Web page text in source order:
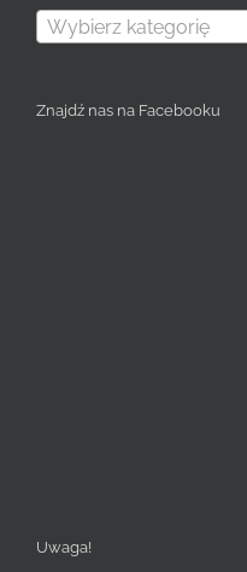
Wybierz kategorię
Znajdź nas na Facebooku
Uwaga!